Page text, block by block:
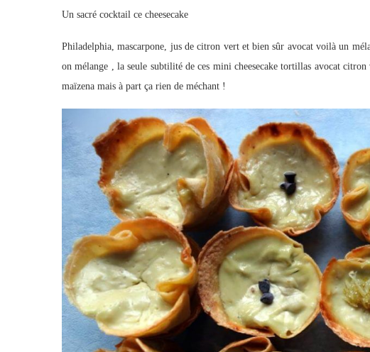
Un sacré cocktail ce cheesecake
Philadelphia, mascarpone, jus de citron vert et bien sûr avocat voilà un
on mélange , la seule subtilité de ces mini cheesecake tortillas avocat
maïzena mais à part ça rien de méchant !